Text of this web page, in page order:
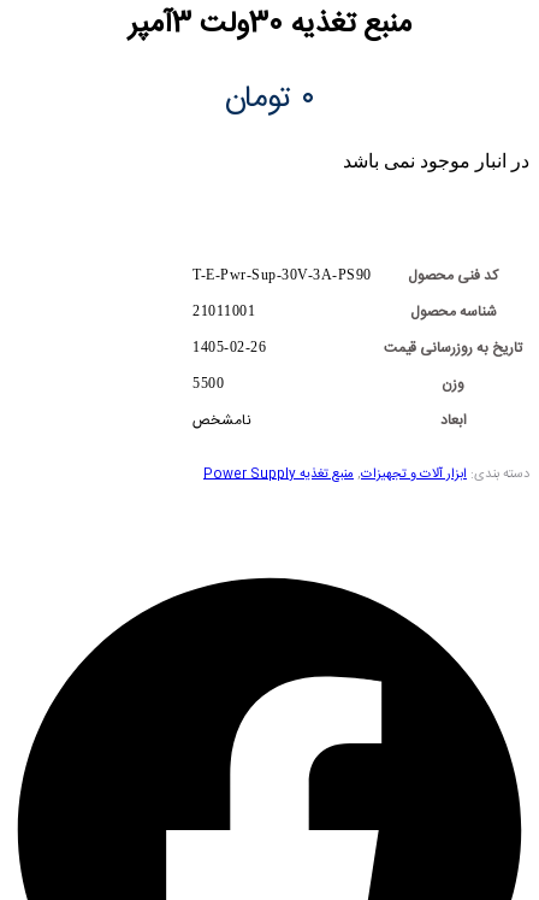
منبع تغذیه 30ولت 3آمپر
۰ تومان
در انبار موجود نمی باشد
کد فنی محصول T-E-Pwr-Sup-30V-3A-PS90
شناسه محصول 21011001
تاریخ به روزرسانی قیمت 1405-02-26
وزن 5500
ابعاد نامشخص
دسته بندی: ابزار آلات و تجهیزات,منبع تغذیه Power Supply